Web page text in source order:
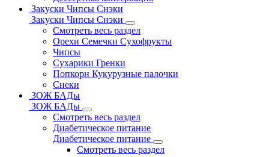
Закуски Чипсы Снэки
Закуски Чипсы Снэки
Смотреть весь раздел
Орехи Семечки Сухофрукты
Чипсы
Сухарики Гренки
Попкорн Кукурузные палочки
Снеки
ЗОЖ БАДы
ЗОЖ БАДы
Смотреть весь раздел
Диабетическое питание
Диабетическое питание
Смотреть весь раздел